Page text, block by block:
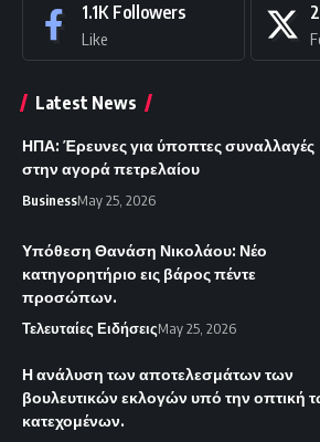
1.1K Followers
Like
Latest News
ΗΠΑ: Έρευνες για ύποπτες συναλλαγές
στην αγορά πετρελαίου
BusinessMay 25, 2026
Υπόθεση Θανάση Νικολάου: Νέο
κατηγορητήριο εις βάρος πέντε
προσώπων.
Τελευταίες ΕιδήσειςMay 25, 2026
Η ανάλυση των αποτελεσμάτων των
βουλευτικών εκλογών υπό την οπτική
κατεχομένων.